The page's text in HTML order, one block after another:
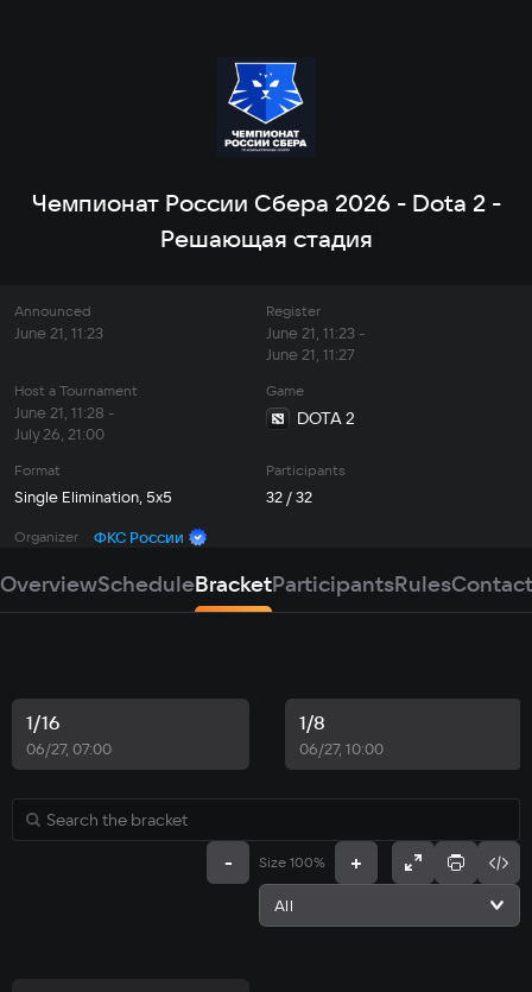
Чемпионат России Сбера 2026 - Dota 2 -
Решающая стадия
Announced
June 21, 11:23
Register
June 21, 11:23 -
June 21, 11:27
Host a Tournament
June 21, 11:28 -
July 26, 21:00
Game
DOTA 2
Format
Single Elimination, 5x5
Participants
32 / 32
Organizer ФКС России
OverviewScheduleBracketParticipantsRules
1/16
06/27, 07:00
1/8
06/27, 10:00
- Size 100% +
All